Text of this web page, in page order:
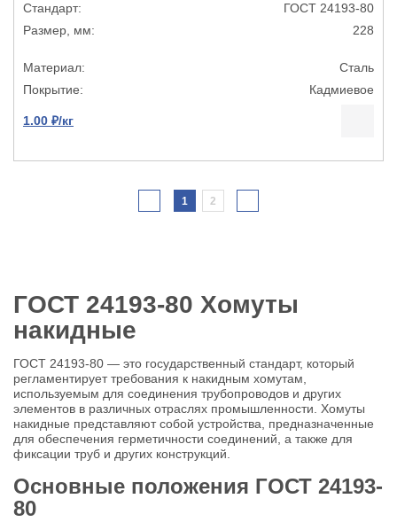
ГОСТ 24193-80
228
Сталь
Кадмиевое
1.00 ₽/кг
1 2
ГОСТ 24193-80 Хомуты
накидные
ГОСТ 24193-80 — это государственный стандарт, который
регламентирует требования к накидным хомутам,
используемым для соединения трубопроводов и других
элементов в различных отраслях промышленности. Хомуты
накидные представляют собой устройства, предназначенные
для обеспечения герметичности соединений, а также для
фиксации труб и других конструкций.
Основные положения ГОСТ 24193-
80